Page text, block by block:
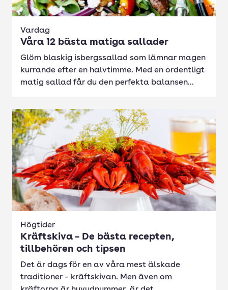
Vardag
Våra 12 bästa matiga sallader
Glöm blaskig isbergssallad som lämnar magen
kurrande efter en halvtimme. Med en ordentligt
matig sallad får du den perfekta balansen...
Högtider
Kräftskiva – De bästa recepten,
tillbehören och tipsen
Det är dags för en av våra mest älskade
traditioner – kräftskivan. Men även om